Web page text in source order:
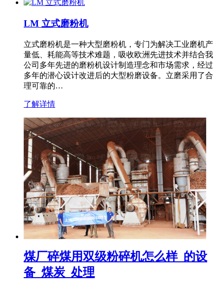
LM 立式磨粉机
立式磨粉机是一种大型磨粉机，专门为解决工业磨机产
量低、耗能高等技术难题，吸收欧洲先进技术并结合我
公司多年先进的磨粉机设计制造理念和市场需求，经过
多年的潜心设计改进后的大型粉磨设备。立磨采用了合
理可靠的…
了解详情
煤厂碎煤用双级粉碎机怎么样_的设
备_煤炭_处理